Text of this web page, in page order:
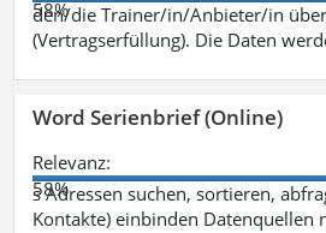
58%
den/die Trainer/in/Anbieter/in
(Vertragserfüllung). Die Daten
Word Serienbrief (Online)
Relevanz:
58%
s Adressen suchen, sortieren,
Kontakte) einbinden Datenquellen